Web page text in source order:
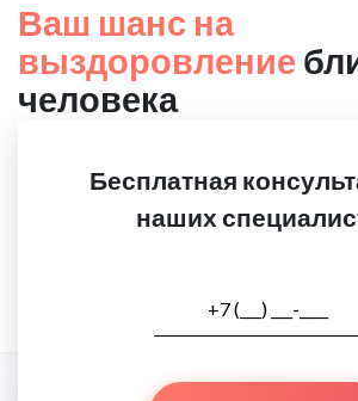
Ваш шанс на
выздоровление
человека
Бесплатная
наших